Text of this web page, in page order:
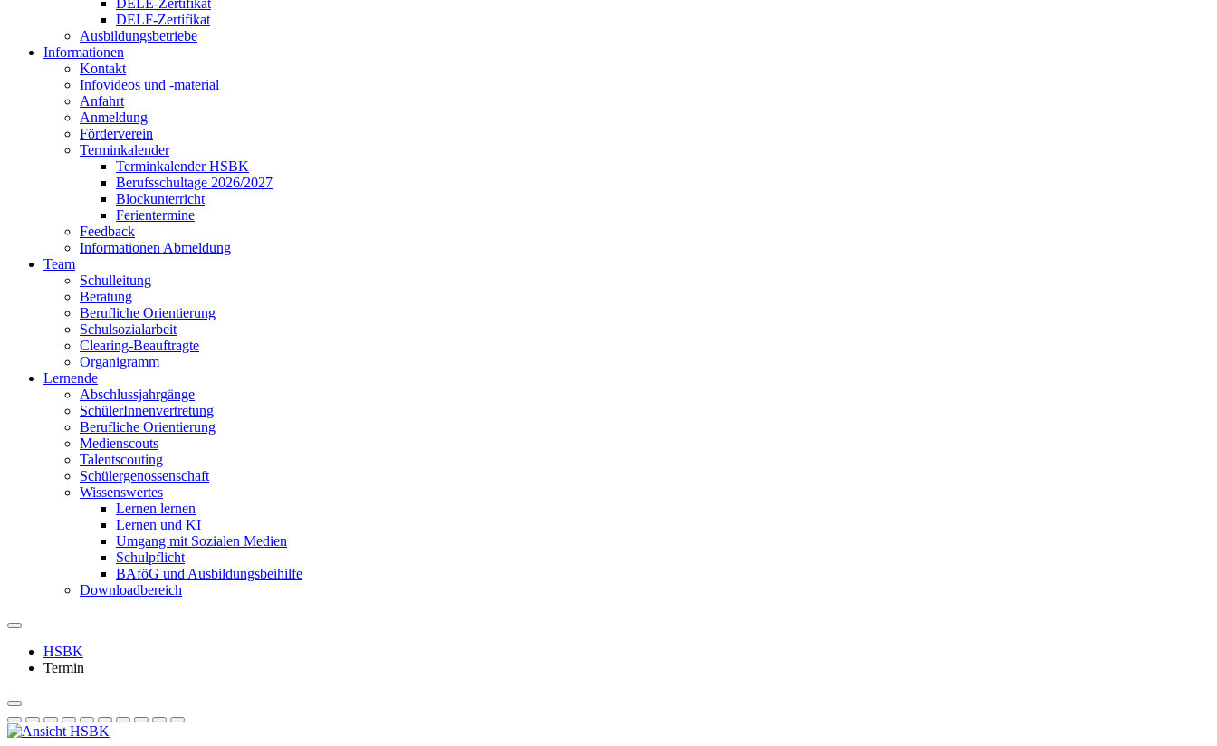
DELE-Zertifikat
DELF-Zertifikat
Ausbildungsbetriebe
Informationen
Kontakt
Infovideos und -material
Anfahrt
Anmeldung
Förderverein
Terminkalender
Terminkalender HSBK
Berufsschultage 2026/2027
Blockunterricht
Ferientermine
Feedback
Informationen Abmeldung
Team
Schulleitung
Beratung
Berufliche Orientierung
Schulsozialarbeit
Clearing-Beauftragte
Organigramm
Lernende
Abschlussjahrgänge
SchülerInnenvertretung
Berufliche Orientierung
Medienscouts
Talentscouting
Schüler­genossen­schaft
Wissenswertes
Lernen lernen
Lernen und KI
Umgang mit Sozialen Medien
Schulpflicht
BAföG und Ausbildungsbeihilfe
Downloadbereich
HSBK
Termin